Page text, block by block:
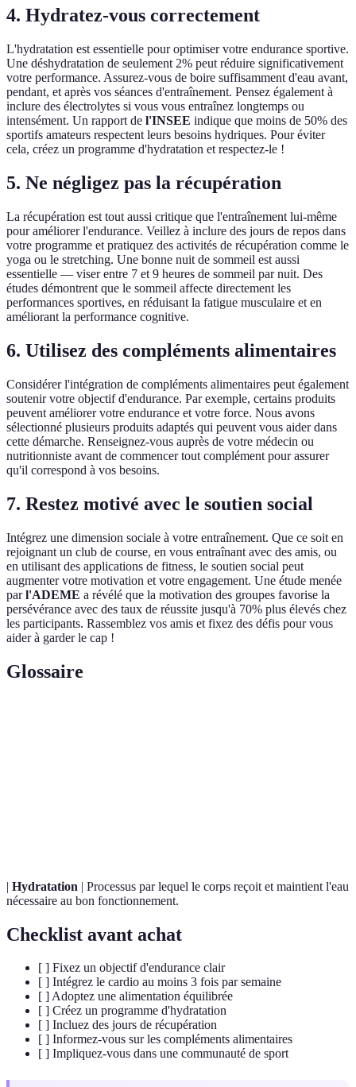
4. Hydratez-vous correctement
L'hydratation est essentielle pour optimiser votre endurance sportive.
Une déshydratation de seulement 2% peut réduire significativement
votre performance. Assurez-vous de boire suffisamment d'eau avant,
pendant, et après vos séances d'entraînement. Pensez également à
inclure des électrolytes si vous vous entraînez longtemps ou
intensément. Un rapport de l'INSEE indique que moins de 50% des
sportifs amateurs respectent leurs besoins hydriques. Pour éviter
cela, créez un programme d'hydratation et respectez-le !
5. Ne négligez pas la récupération
La récupération est tout aussi critique que l'entraînement lui-même
pour améliorer l'endurance. Veillez à inclure des jours de repos dans
votre programme et pratiquez des activités de récupération comme le
yoga ou le stretching. Une bonne nuit de sommeil est aussi
essentielle — viser entre 7 et 9 heures de sommeil par nuit. Des
études démontrent que le sommeil affecte directement les
performances sportives, en réduisant la fatigue musculaire et en
améliorant la performance cognitive.
6. Utilisez des compléments alimentaires
Considérer l'intégration de compléments alimentaires peut également
soutenir votre objectif d'endurance. Par exemple, certains produits
peuvent améliorer votre endurance et votre force. Nous avons
sélectionné plusieurs produits adaptés qui peuvent vous aider dans
cette démarche. Renseignez-vous auprès de votre médecin ou
nutritionniste avant de commencer tout complément pour assurer
qu'il correspond à vos besoins.
7. Restez motivé avec le soutien social
Intégrez une dimension sociale à votre entraînement. Que ce soit en
rejoignant un club de course, en vous entraînant avec des amis, ou
en utilisant des applications de fitness, le soutien social peut
augmenter votre motivation et votre engagement. Une étude menée
parl'ADEME a révélé que la motivation des groupes favorise la
persévérance avec des taux de réussite jusqu'à 70% plus élevés chez
les participants. Rassemblez vos amis et fixez des défis pour vous
aider à garder le cap !
Glossaire
| Hydratation | Processus par lequel le corps reçoit et maintient l'eau
nécessaire au bon fonctionnement.
Checklist avant achat
[ ] Fixez un objectif d'endurance clair
[ ] Intégrez le cardio au moins 3 fois par semaine
[ ] Adoptez une alimentation équilibrée
[ ] Créez un programme d'hydratation
[ ] Incluez des jours de récupération
[ ] Informez-vous sur les compléments alimentaires
[ ] Impliquez-vous dans une communauté de sport